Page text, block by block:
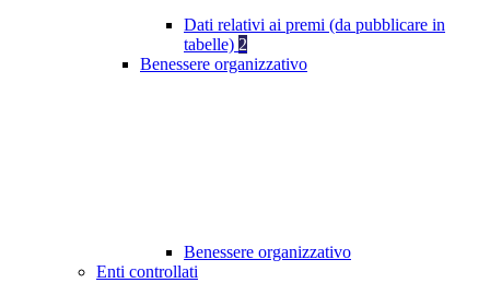
Dati relativi ai premi (da pubblicare in
tabelle) 2
Benessere organizzativo
Benessere organizzativo
Enti controllati